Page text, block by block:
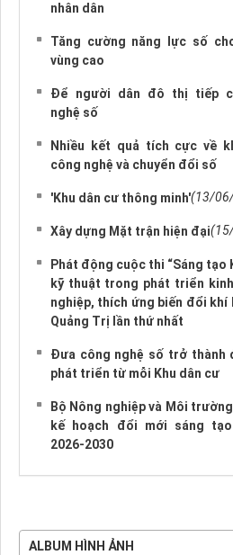
nhân dân
Tăng cường năng lực số
vùng cao
Để người dân đô thị tiếp
nghệ số
Nhiều kết quả tích cực về
công nghệ và chuyển đổi số
'Khu dân cư thông minh'(13/
Xây dựng Mặt trận hiện đại
Phát động cuộc thi “Sáng tạo
kỹ thuật trong phát triển
nghiệp, thích ứng biến đổi khí
Quảng Trị lần thứ nhất
Đưa công nghệ số trở thành
phát triển từ mỗi Khu dân cư
Bộ Nông nghiệp và Môi
kế hoạch đổi mới sáng
2026-2030
ALBUM HÌNH ẢNH